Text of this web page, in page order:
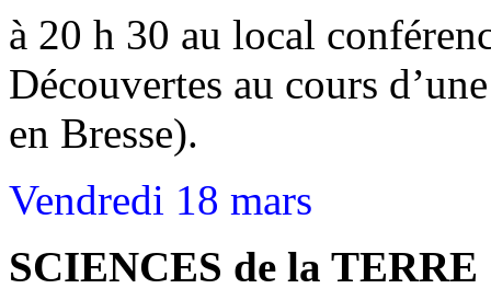
à 20 h 30 au local
Découvertes au cours
en Bresse).
Vendredi 18 mars
SCIENCES de la TERRE